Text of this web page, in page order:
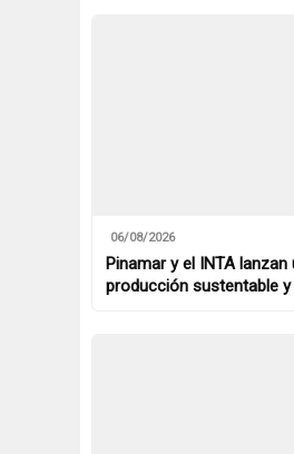
06/08/2026
Pinamar y el INTA
producción sustentable